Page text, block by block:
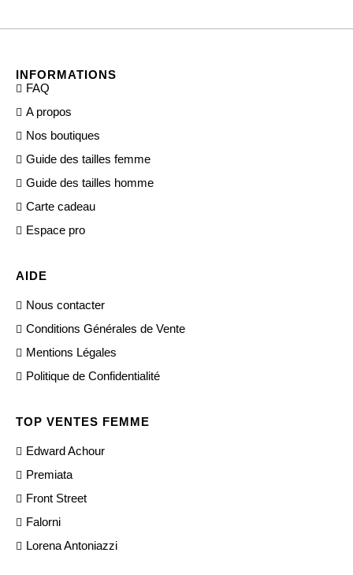
INFORMATIONS
FAQ
A propos
Nos boutiques
Guide des tailles femme
Guide des tailles homme
Carte cadeau
Espace pro
AIDE
Nous contacter
Conditions Générales de Vente
Mentions Légales
Politique de Confidentialité
TOP VENTES FEMME
Edward Achour
Premiata
Front Street
Falorni
Lorena Antoniazzi